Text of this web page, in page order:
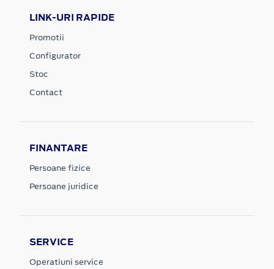
LINK-URI RAPIDE
Promotii
Configurator
Stoc
Contact
FINANTARE
Persoane fizice
Persoane juridice
SERVICE
Operatiuni service